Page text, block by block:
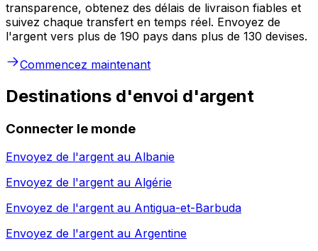
transparence, obtenez des délais de livraison fiables et
suivez chaque transfert en temps réel. Envoyez de
l'argent vers plus de 190 pays dans plus de 130 devises.
Commencez maintenant
Destinations d'envoi d'argent
Connecter le monde
Envoyez de l'argent au Albanie
Envoyez de l'argent au Algérie
Envoyez de l'argent au Antigua-et-Barbuda
Envoyez de l'argent au Argentine